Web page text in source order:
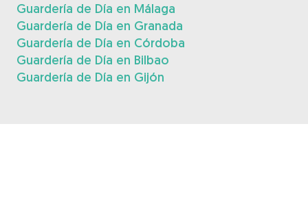
Guardería de Día en Málaga
Guardería de Día en Granada
Guardería de Día en Córdoba
Guardería de Día en Bilbao
Guardería de Día en Gijón